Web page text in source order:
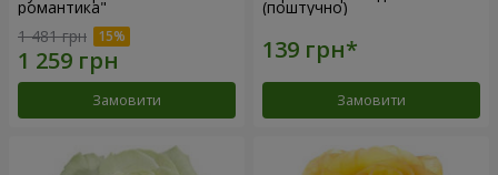
романтика"
1 481 грн
Замовити
(поштучно)
Замовити